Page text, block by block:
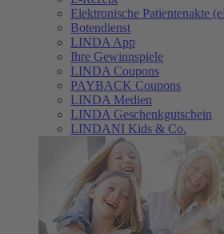
Elektronische Patientenakte
Botendienst
LINDA App
Ihre Gewinnspiele
LINDA Coupons
PAYBACK Coupons
LINDA Medien
LINDA Geschenkgutschein
LINDANI Kids & Co.